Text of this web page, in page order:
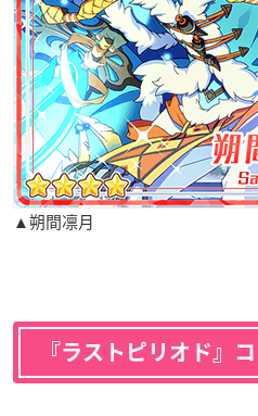
▲朔間凛月
『ラストピリオド』